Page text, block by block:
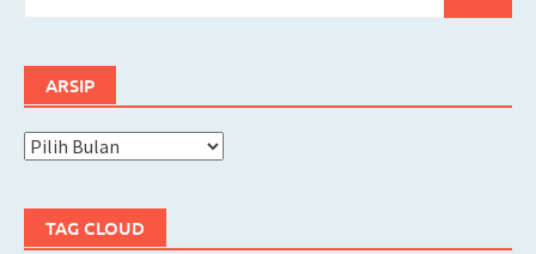
ARSIP
Arsip
TAG CLOUD